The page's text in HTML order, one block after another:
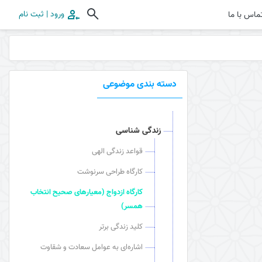
ورود | ثبت نام با ما
دسته بندی موضوعی
زندگی شناسی
قواعد زندگی الهی
کارگاه طراحی سرنوشت
کارگاه ازدواج (معیارهای صحیح انتخاب
همسر)
کلید زندگی برتر
اشاره‌ای به عوامل سعادت و شقاوت